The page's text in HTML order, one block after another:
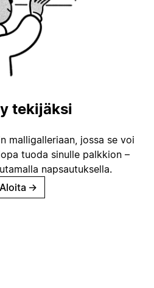
tekijäksi
malligalleriaan, jossa se voi
tuoda sinulle palkkion –
napsautuksella.
Aloita →